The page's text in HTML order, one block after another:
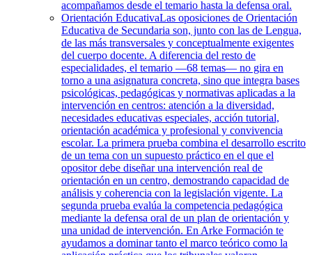
acompañamos desde el temario hasta la defensa oral.
Orientación EducativaLas oposiciones de Orientación
Educativa de Secundaria son, junto con las de Lengua,
de las más transversales y conceptualmente exigentes
del cuerpo docente. A diferencia del resto de
especialidades, el temario —68 temas— no gira en
torno a una asignatura concreta, sino que integra bases
psicológicas, pedagógicas y normativas aplicadas a la
intervención en centros: atención a la diversidad,
necesidades educativas especiales, acción tutorial,
orientación académica y profesional y convivencia
escolar. La primera prueba combina el desarrollo escrito
de un tema con un supuesto práctico en el que el
opositor debe diseñar una intervención real de
orientación en un centro, demostrando capacidad de
análisis y coherencia con la legislación vigente. La
segunda prueba evalúa la competencia pedagógica
mediante la defensa oral de un plan de orientación y
una unidad de intervención. En Arke Formación te
ayudamos a dominar tanto el marco teórico como la